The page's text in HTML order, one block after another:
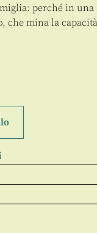
perché in
mina la